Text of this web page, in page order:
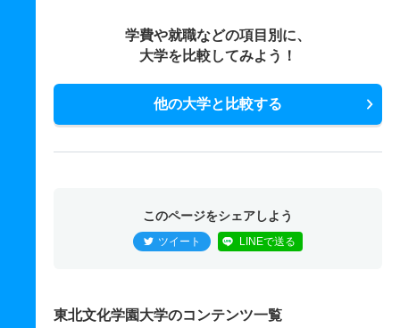
学費や就職などの項目別に、
大学を比較してみよう！
他の大学と比較する
このページをシェアしよう
ツイート LINEで送る
東北文化学園大学のコンテンツ一覧